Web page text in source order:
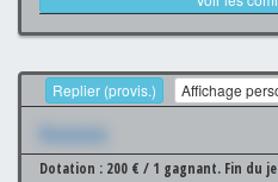
Replier (provis.) Affichage
Xxxxxxx
Dotation : 200 € / 1 gagnant. Fin du